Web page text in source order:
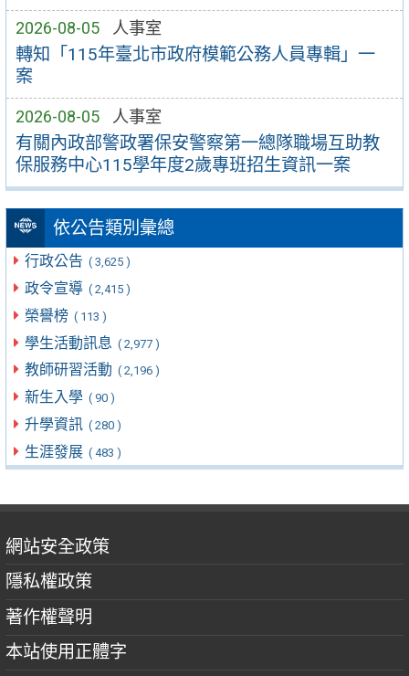
2026-08-05 人事室
轉知「115年臺北市政府模範公務人員專輯」一
案
2026-08-05 人事室
有關內政部警政署保安警察第一總隊職場互助教
保服務中心115學年度2歲專班招生資訊一案
依公告類別彙總
行政公告 ( 3,625 )
政令宣導 ( 2,415 )
榮譽榜 ( 113 )
學生活動訊息 ( 2,977 )
教師研習活動 ( 2,196 )
新生入學 ( 90 )
升學資訊 ( 280 )
生涯發展 ( 483 )
網站安全政策
隱私權政策
著作權聲明
本站使用正體字